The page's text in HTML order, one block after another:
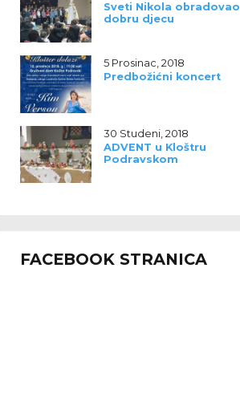
Sveti Nikola obradovao
dobru djecu
5 Prosinac, 2018
Predbožićni koncert
30 Studeni, 2018
ADVENT u Kloštru
Podravskom
FACEBOOK STRANICA